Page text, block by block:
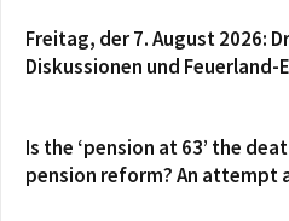
Freitag, der 7. August 2026:
Diskussionen und Feuerland-
Is the ‘pension at 63’ the
pension reform? An attempt